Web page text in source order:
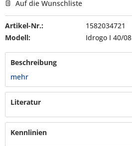
Auf die Wunschliste
Artikel-Nr.:
1582034721
Modell:
Idrogo I 40/08
Beschreibung
mehr
Literatur
Kennlinien